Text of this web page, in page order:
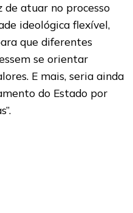
de atuar no processo
ideológica flexível,
que diferentes
se orientar
E mais, seria ainda
do Estado por